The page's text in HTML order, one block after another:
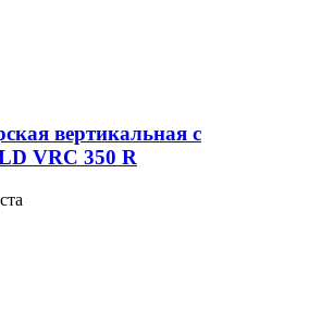
вертикальная с
VRC 350 R